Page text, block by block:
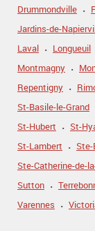
Drummondville
Jardins-de-
Laval
Longueuil
Montmagny
Repentigny
St-Basile-le-Grand
St-Hubert
St-
St-Lambert
Ste-Catherine-de-
Sutton
Varennes